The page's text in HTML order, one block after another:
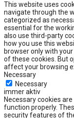
This website uses
navigate through the
categorized as
essential for the
also use third-party
how you use this
browser only with
of these cookies. But
affect your browsing
Necessary
Necessary
immer aktiv
Necessary cookies
function properly.
security features of